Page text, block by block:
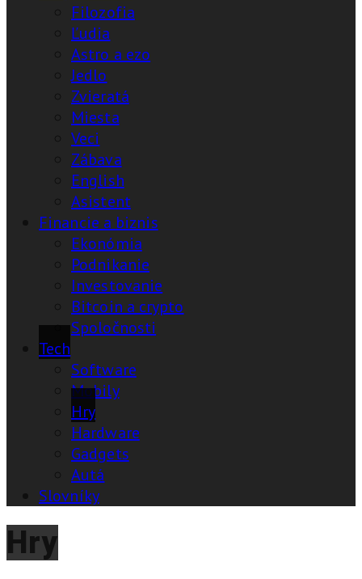
Filozofia
Ľudia
Astro a ezo
Jedlo
Zvieratá
Miesta
Veci
Zábava
English
Asistent
Financie a biznis
Ekonómia
Podnikanie
Investovanie
Bitcoin a crypto
Spoločnosti
Tech
Software
Mobily
Hry
Hardware
Gadgets
Autá
Slovníky
Hry